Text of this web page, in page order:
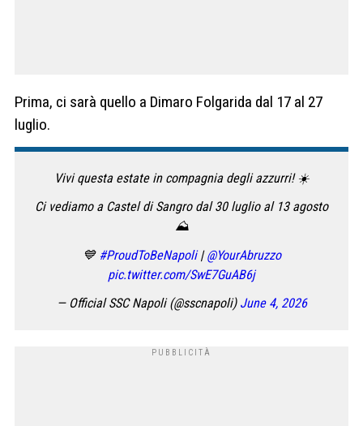
Prima, ci sarà quello a Dimaro Folgarida dal 17 al 27
luglio.
Vivi questa estate in compagnia degli azzurri! ☀️
Ci vediamo a Castel di Sangro dal 30 luglio al 13 agosto
⛰️
💙 #ProudToBeNapoli|@YourAbruzzo
pic.twitter.com/SwE7GuAB6j
— Official SSC Napoli (@sscnapoli) June 4, 2026